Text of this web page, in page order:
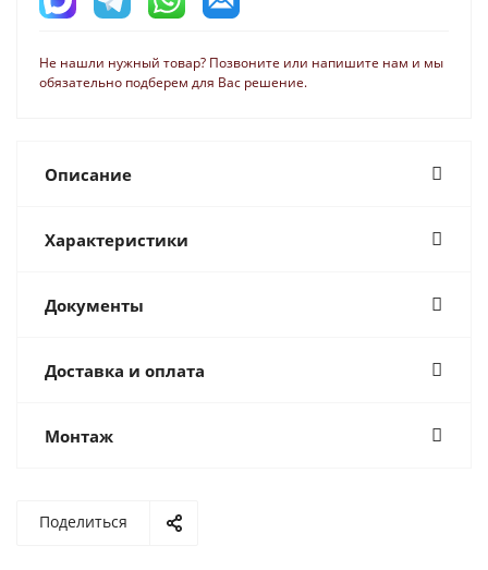
Не нашли нужный товар? Позвоните или напишите нам и мы
обязательно подберем для Вас решение.
Описание
Характеристики
Документы
Доставка и оплата
Монтаж
Поделиться